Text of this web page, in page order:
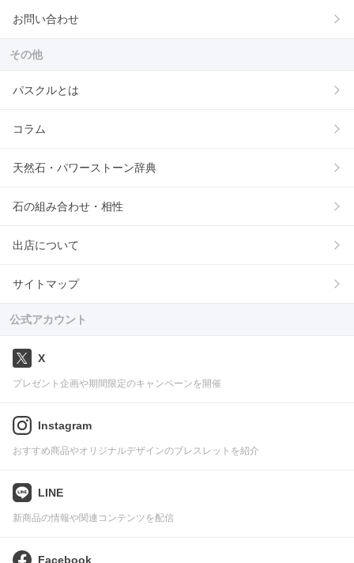
お問い合わせ
その他
パスクルとは
コラム
天然石・パワーストーン辞典
石の組み合わせ・相性
出店について
サイトマップ
公式アカウント
X
プレゼント企画や期間限定のキャンペーンを開催
Instagram
おすすめ商品やオリジナルデザインのブレスレットを紹介
LINE
新商品の情報や関連コンテンツを配信
Facebook